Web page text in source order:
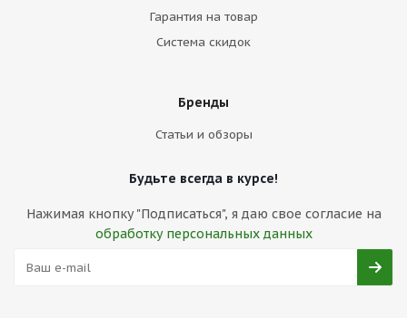
Гарантия на товар
Система скидок
Бренды
Статьи и обзоры
Будьте всегда в курсе!
Нажимая кнопку "Подписаться", я даю свое согласие на
обработку персональных данных